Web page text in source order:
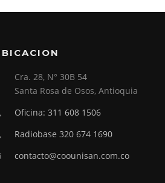
Cra. 28, N° 30B 54
Santa Rosa de Osos, Antioquia
Oficina: 311 608 1506
Radiobase 320 674 1690
contacto@coounisan.com.co